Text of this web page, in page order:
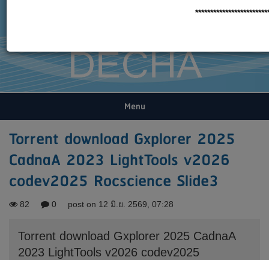
Menu
Torrent download Gxplorer 2025
CadnaA 2023 LightTools v2026
codev2025 Rocscience Slide3
82 0 post on 12 มิ.ย. 2569, 07:28
Torrent download Gxplorer 2025 CadnaA
2023 LightTools v2026 codev2025